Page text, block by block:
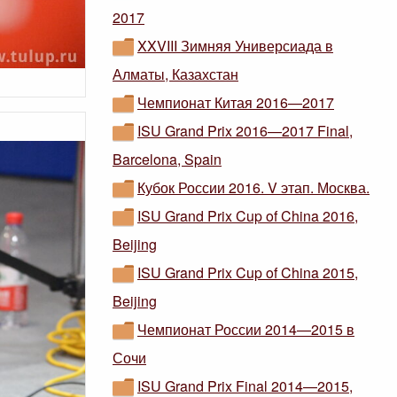
2017
XXVIII Зимняя Универсиада в
Алматы, Казахстан
Чемпионат Китая 2016—2017
ISU Grand Prix 2016—2017 Final,
Barcelona, Spain
Кубок России 2016. V этап. Москва.
ISU Grand Prix Cup of China 2016,
Beijing
ISU Grand Prix Cup of China 2015,
Beijing
Чемпионат России 2014—2015 в
Сочи
ISU Grand Prix Final 2014—2015,